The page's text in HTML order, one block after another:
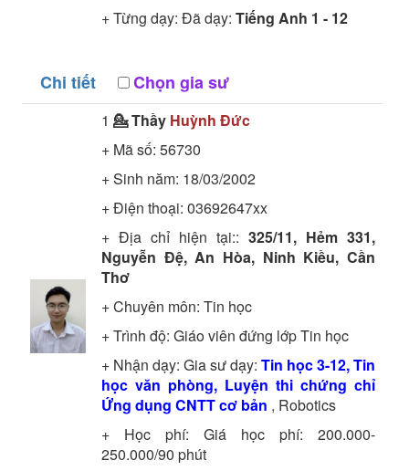
+ Từng dạy: Đã dạy: Tiếng Anh 1 - 12
Chi tiết Chọn gia sư
1 💁 Thầy Huỳnh Đức
+ Mã số: 56730
+ Sinh năm: 18/03/2002
+ Điện thoại: 03692647xx
+ Địa chỉ hiện tại:: 325/11, Hẻm 331,
Nguyễn Đệ, An Hòa, Ninh Kiều, Cần
Thơ
+ Chuyên môn: Tin học
+ Trình độ: Giáo viên đứng lớpTin học
+ Nhận dạy: Gia sư dạy: Tin học 3-12, Tin
học văn phòng, Luyện thi chứng chỉ
Ứng dụng CNTT cơ bản , Robotics
+ Học phí: Giá học phí: 200.000-
250.000/90 phút